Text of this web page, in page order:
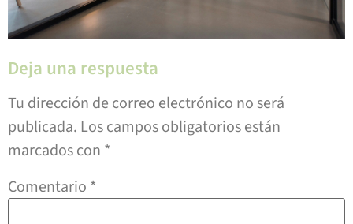
Deja una respuesta
Tu dirección de correo electrónico no será
publicada. Los campos obligatorios están
marcados con *
Comentario *